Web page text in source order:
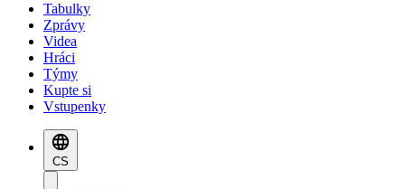
Tabulky
Zprávy
Videa
Hráci
Týmy
Kupte si
Vstupenky
CS